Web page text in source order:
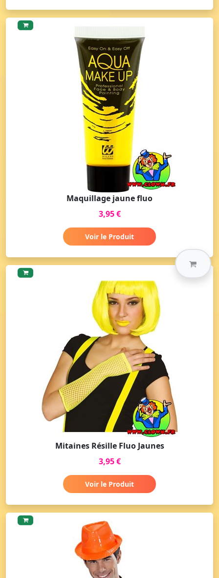
Maquillage jaune fluo
3,95 €
Voir le Produit
Mitaines Résille Fluo Jaunes
3,95 €
Voir le Produit